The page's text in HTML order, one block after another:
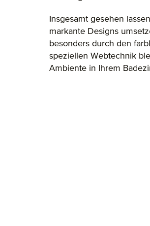
Insgesamt gesehen
markante Designs
besonders durch den
speziellen Webtechnik
Ambiente in Ihrem